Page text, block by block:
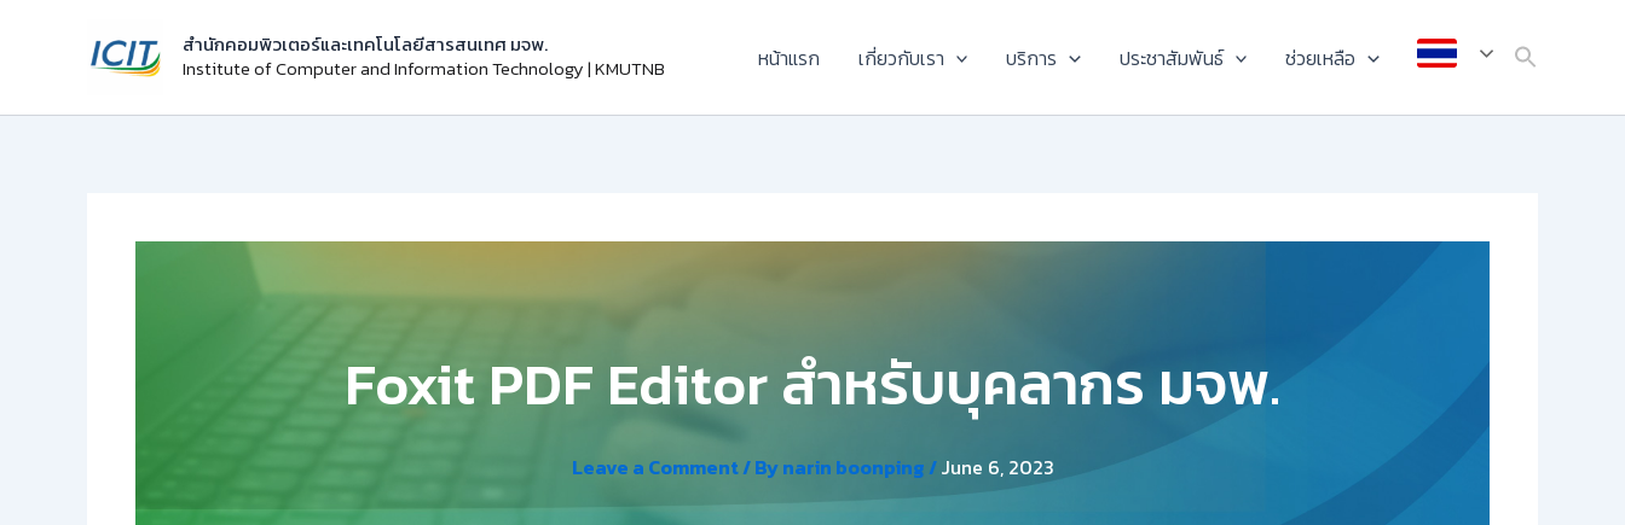
สำนักคอมพิวเตอร์และเทคโนโลยีสารสนเทศ มจพ.
Institute of Computer and Information Technology | KMUTNB
หน้าแรก เกี่ยวกับเรา บริการ ประชาสัมพันธ์ ช่วยเหลือ
Foxit PDF Editor สำหรับบุคลากร มจพ.
Leave a Comment/ Bynarin boonping/June 6, 2023